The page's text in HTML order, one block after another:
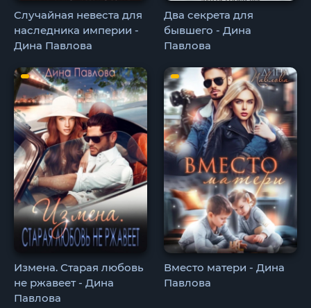
Случайная невеста для
наследника империи -
Дина Павлова
Два секрета для
бывшего - Дина
Павлова
Измена. Старая любовь
не ржавеет - Дина
Павлова
Вместо матери - Дина
Павлова